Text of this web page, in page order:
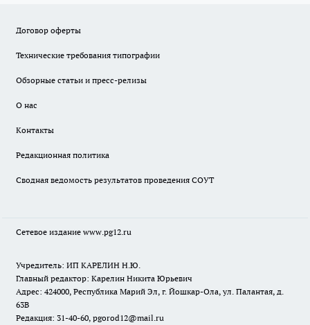
Договор оферты
Технические требования типографии
Обзорные статьи и пресс-релизы
О нас
Контакты
Редакционная политика
Сводная ведомость результатов проведения СОУТ
Сетевое издание www.pg12.ru
Учредитель: ИП КАРЕЛИН Н.Ю.
Главный редактор: Карелин Никита Юрьевич
Адрес: 424000, Республика Марий Эл, г. Йошкар-Ола, ул. Палантая, д.
63В
Редакция: 31-40-60, pgorod12@mail.ru